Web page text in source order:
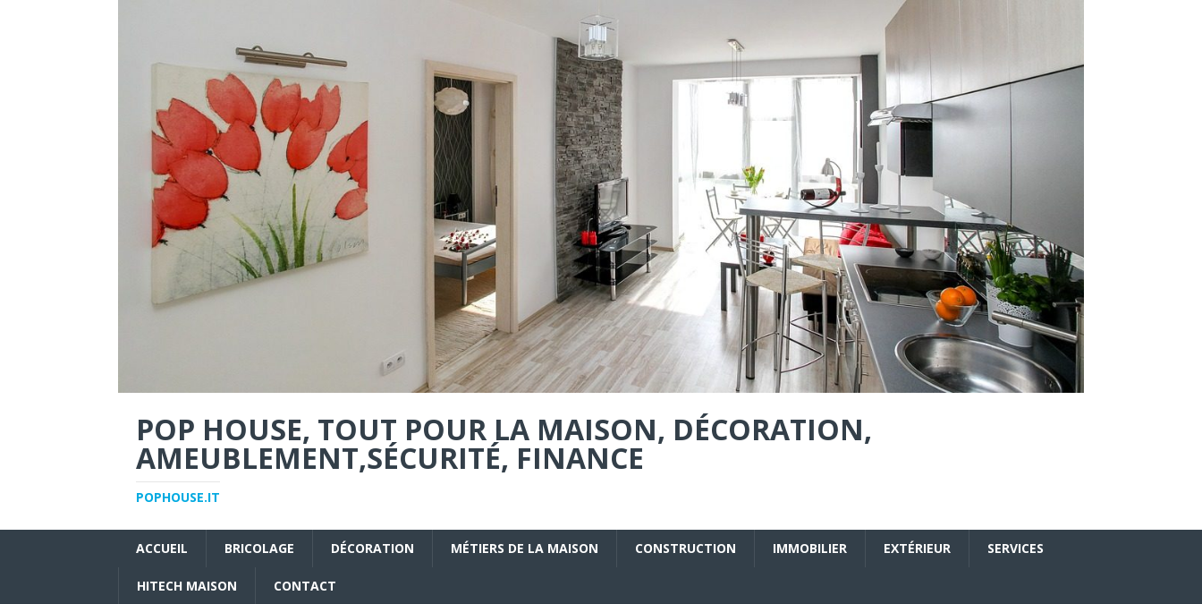
POP HOUSE, TOUT POUR LA MAISON, DÉCORATION,
AMEUBLEMENT,SÉCURITÉ, FINANCE
POPHOUSE.IT
ACCUEIL BRICOLAGE DÉCORATION MÉTIERS DE LA MAISON CONSTRUCTION IMMOBILIER EXTÉRIEUR SERVICES
HITECH MAISON CONTACT